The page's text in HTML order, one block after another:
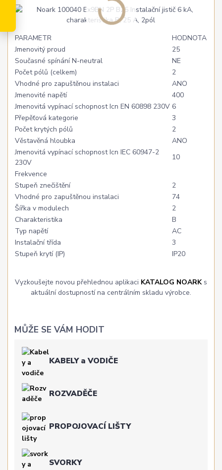
PARAMETR
HODNOTA
Jmenovitý proud
25
Současné spínání N-neutral
NE
Počet pólů (celkem)
2
Vhodné pro zapuštěnou instalaci
ANO
Jmenovité napětí
400
Jmenovitá vypínací schopnost Icn EN 60898 230V 6
Přepěťová kategorie
3
Počet krytých pólů
2
Věstavěná hloubka
ANO
Jmenovitá vypínací schopnost Icn IEC 60947-2
230V
10
Frekvence
Stupeň znečištění
2
Vhodné pro zapuštěnou instalaci
74
Šířka v modulech
2
Charakteristika
B
Typ napětí
AC
Instalační třída
3
Stupeň krytí (IP)
IP20
Vyzkoušejte novou přehlednou aplikaci KATALOG NOARKs
aktuální dostupností na centrálním skladu výrobce.
MŮŽE SE VÁM HODIT
KABELY a VODIČE
ROZVADĚČE
PROPOJOVACÍ LIŠTY
SVORKY